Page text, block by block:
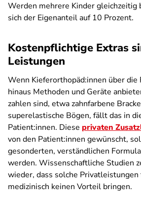
Werden mehrere Kinder gleichzeitig
sich der Eigenanteil auf 10 Prozent.
Kostenpflichtige Extras
Leistungen
Wenn Kieferorthopäd:innen über die
hinaus Methoden und Geräte
zahlen sind, etwa zahnfarbene
superelastische Bögen, fällt das in
Patient:innen. Diese privaten
von den Patient:innen gewünscht,
gesonderten, verständlichen
werden. Wissenschaftliche Studien
wieder, dass solche
medizinisch keinen Vorteil bringen.